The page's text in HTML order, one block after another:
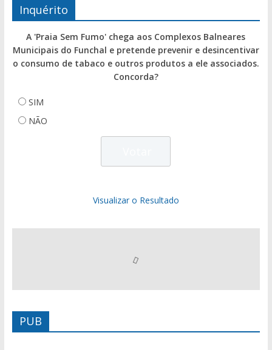
Inquérito
A 'Praia Sem Fumo' chega aos Complexos Balneares
Municipais do Funchal e pretende prevenir e desincentivar
o consumo de tabaco e outros produtos a ele associados.
Concorda?
SIM
NÃO
Visualizar o Resultado
PUB